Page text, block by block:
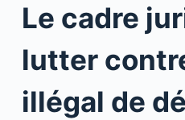
Le cadre
lutter
illégal de